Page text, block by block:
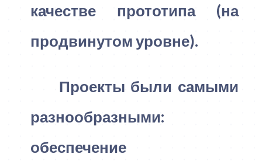
качестве прототипа (на
продвинутом уровне).
Проекты были самыми
разнообразными:
обеспечение